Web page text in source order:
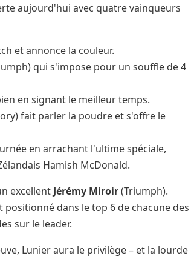
aujourd'hui avec quatre vainqueurs
et annonce la couleur.
qui s'impose pour un souffle de 4
en signant le meilleur temps.
fait parler la poudre et s'offre le
en arrachant l'ultime spéciale,
Hamish McDonald.
excellent Jérémy Miroir(Triumph).
dans le top 6 de chacune des
sur le leader.
Lunier aura le privilège – et la lourde